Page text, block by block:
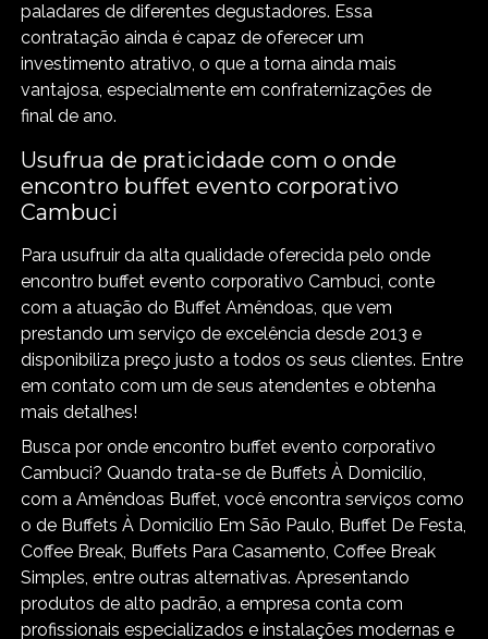
paladares de diferentes degustadores. Essa
contratação ainda é capaz de oferecer um
investimento atrativo, o que a torna ainda mais
vantajosa, especialmente em confraternizações de
final de ano.
Usufrua de praticidade com o onde
encontro buffet evento corporativo
Cambuci
Para usufruir da alta qualidade oferecida pelo onde
encontro buffet evento corporativo Cambuci, conte
com a atuação do Buffet Amêndoas, que vem
prestando um serviço de excelência desde 2013 e
disponibiliza preço justo a todos os seus clientes. Entre
em contato com um de seus atendentes e obtenha
mais detalhes!
Busca por onde encontro buffet evento corporativo
Cambuci? Quando trata-se de Buffets À Domicilío,
com a Amêndoas Buffet, você encontra serviços como
o de Buffets À Domicilío Em São Paulo, Buffet De Festa,
Coffee Break, Buffets Para Casamento, Coffee Break
Simples, entre outras alternativas. Apresentando
produtos de alto padrão, a empresa conta com
profissionais especializados e instalações modernas e